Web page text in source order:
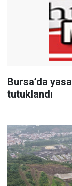
Bursa’da
tutuklandı